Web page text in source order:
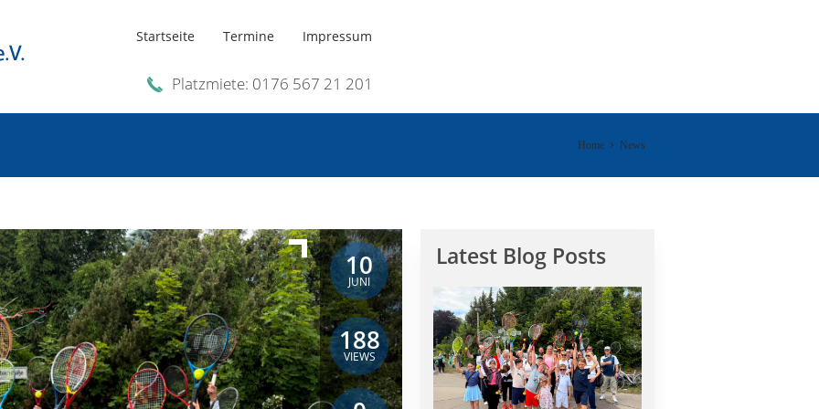
Startseite Termine Impressum
Platzmiete: 0176 567 21 201
Home News
10
JUNI
188
VIEWS
Latest Blog Posts